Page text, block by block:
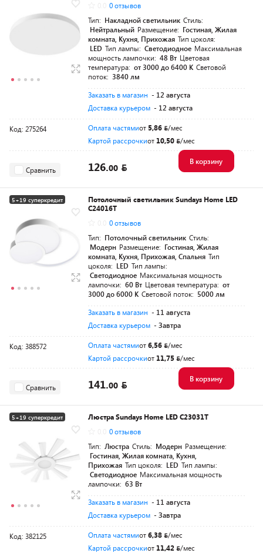
0 отзывов
Тип: Накладной светильник Стиль:
Нейтральный Размещение: Гостиная, Жилая
комната, Кухня, Прихожая Тип цоколя:
LED Тип лампы: Светодиодное Максимальная
мощность лампочки: 48 Вт Цветовая
температура: от 3000 до 6400 K Световой
поток: 3840 лм
Заказать в магазин - 12 августа
Доставка курьером - 12 августа
Код: 275264 Оплата частямиот 5,86
/мес
Картой рассрочкиот 10,50 /мес
Сравнить 126.00
В корзину
5+19 суперкредит
Потолочный светильник Sundays Home LED
C24016T
0 отзывов
Тип: Потолочный светильник Стиль:
Модерн Размещение: Гостиная, Жилая
комната, Кухня, Прихожая, Спальня Тип
цоколя: LED Тип лампы:
Светодиодное Максимальная мощность
лампочки: 60 Вт Цветовая температура: от
3000 до 6000 K Световой поток: 5000 лм
Заказать в магазин - 11 августа
Доставка курьером - Завтра
Код: 388572 Оплата частямиот6,56
/мес
Картой рассрочкиот 11,75 /мес
Сравнить 141.00
В корзину
5+19 суперкредит
Люстра Sundays Home LED C23031T
0 отзывов
Тип: Люстра Стиль: Модерн Размещение:
Гостиная, Жилая комната, Кухня,
Прихожая Тип цоколя: LED Тип лампы:
Светодиодное Максимальная мощность
лампочки: 63 Вт
Заказать в магазин - 11 августа
Доставка курьером - Завтра
Код: 382125 Оплата частямиот6,38
/мес
Картой рассрочкиот 11,42 /мес